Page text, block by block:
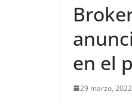
en el
29 marzo, 2022